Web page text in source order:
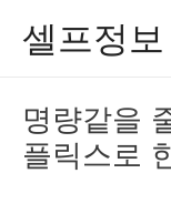
셀프정보
명량같을
플릭스로